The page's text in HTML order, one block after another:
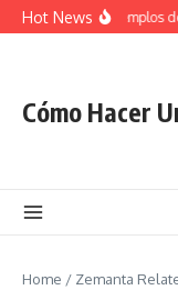
Saltar al contenido
Hot News34 Ejemplos
Cómo Hacer
Home / Zemanta